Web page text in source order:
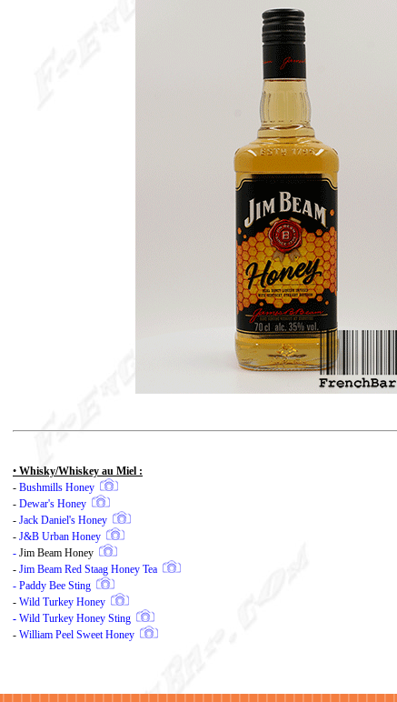
• Whisky/Whiskey au Miel :
- Bushmills Honey
- Dewar's Honey
- Jack Daniel's Honey
- J&B Urban Honey
- Jim Beam Honey
- Jim Beam Red Staag Honey Tea
- Paddy Bee Sting
- Wild Turkey Honey
- Wild Turkey Honey Sting
- William Peel Sweet Honey